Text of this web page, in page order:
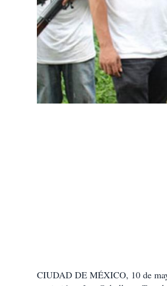
CIUDAD DE MÉXICO, 10 de